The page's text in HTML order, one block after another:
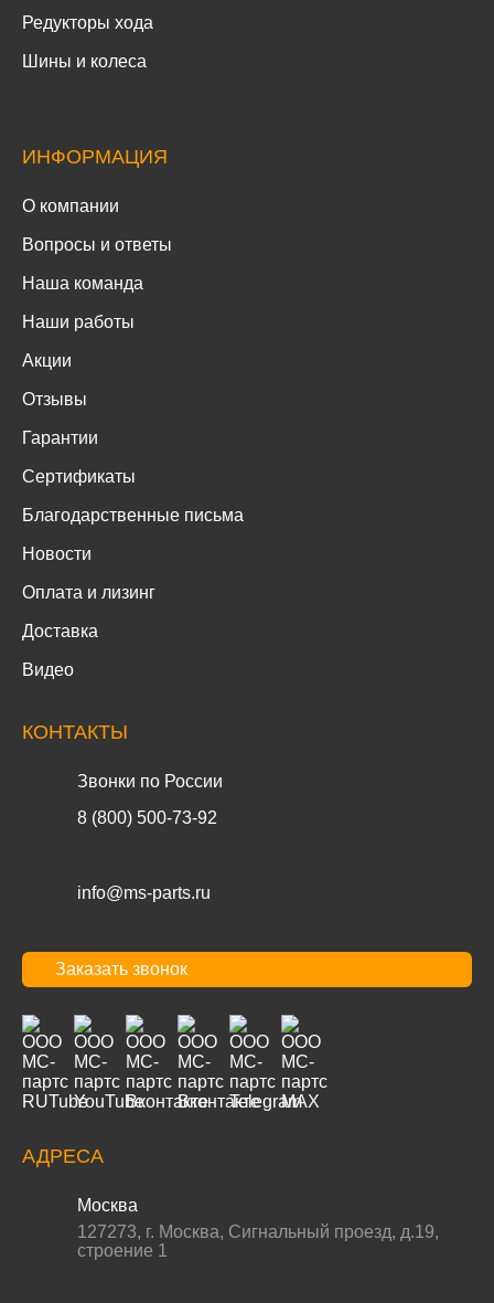
Редукторы хода
Шины и колеса
ИНФОРМАЦИЯ
О компании
Вопросы и ответы
Наша команда
Наши работы
Акции
Отзывы
Гарантии
Сертификаты
Благодарственные письма
Новости
Оплата и лизинг
Доставка
Видео
КОНТАКТЫ
Звонки по России
8 (800) 500-73-92
info@ms-parts.ru
Заказать звонок
АДРЕСА
Москва
127273, г. Москва, Сигнальный проезд, д.19,
строение 1